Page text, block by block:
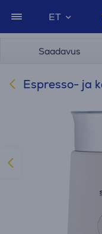
ET
Saadavus
Espresso- ja